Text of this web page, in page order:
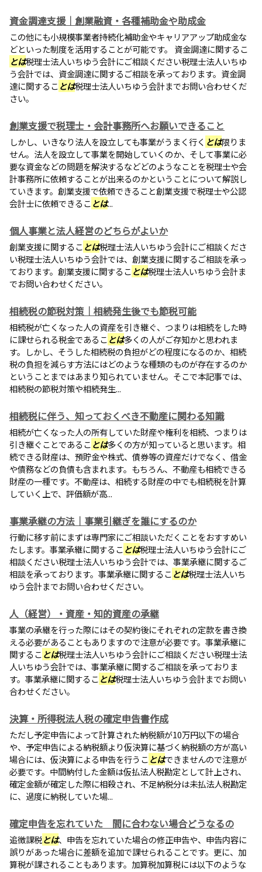
資金調達支援｜創業融資・各種補助金や助成金
この他にも小規模事業者持続化補助金やキャリアアップ助成金な
どといった制度を活用することが可能です。 資金調達に関するこ
とは税理士法人いちゆう会計にご相談ください税理士法人いちゆ
う会計では、資金調達に関するご相談を承っております。資金調
達に関することは税理士法人いちゆう会計までお問い合わせくだ
さい。
創業支援で税理士・会計事務所へお願いできること
しかし、いきなり法人を設立しても事業がうまく行く とは限りま
せん。法人を設立して事業を開始していくのか、そして事業に必
要な資金などの問題を解決するなどどのようなことを税理士や会
計事務所に依頼することが出来るのかということについて解説し
ていきます。創業支援で依頼できること創業支援で税理士や公認
会計士に依頼できることは...
個人事業と法人経営のどちらがよいか
創業支援に関することは税理士法人いちゆう会計にご相談くださ
い税理士法人いちゆう会計では、創業支援に関するご相談を承っ
ております。創業支援に関することは税理士法人いちゆう会計ま
でお問い合わせください。
相続税の節税対策｜相続発生後でも節税可能
相続税が亡くなった人の資産を引き継ぐ、つまりは相続をした時
に課せられる税金であることは多くの人がご存知かと思われま
す。しかし、そうした相続税の負担がどの程度になるのか、相続
税の負担を減らす方法にはどのような種類のものが存在するのか
ということまではあまり知られていません。そこで本記事では、
相続税の節税対策や相続発生...
相続税に伴う、知っておくべき不動産に関わる知識
相続が亡くなった人の所有していた財産や権利を相続、つまりは
引き継ぐことであることは多くの方が知っていると思います。相
続できる財産は、預貯金や株式、債券等の資産だけでなく、借金
や債務などの負債も含まれます。もちろん、不動産も相続できる
財産の一種です。不動産は、相続する財産の中でも相続税を計算
していく上で、評価額が高...
事業承継の方法｜事業引継ぎを誰にするのか
行動に移す前にまずは専門家にご相談いただくことをおすすめい
たします。事業承継に関することは税理士法人いちゆう会計にご
相談ください税理士法人いちゆう会計では、事業承継に関するご
相談を承っております。事業承継に関することは税理士法人いち
ゆう会計までお問い合わせください。
人（経営）・資産・知的資産の承継
事業の承継を行った際にはその契約後にそれぞれの定款を書き換
える必要があることもありますので注意が必要です。事業承継に
関することは税理士法人いちゆう会計にご相談ください税理士法
人いちゆう会計では、事業承継に関するご相談を承っておりま
す。事業承継に関することは税理士法人いちゆう会計までお問い
合わせください。
決算・所得税法人税の確定申告書作成
ただし予定申告によって計算された納税額が10万円以下の場合
や、予定申告による納税額より仮決算に基づく納税額の方が高い
場合には、仮決算による申告を行うことはできませんので注意が
必要です。中間納付した金額は仮払法人税勘定として計上され、
確定金額が確定した際に相殺され、不足納税分は未払法人税勘定
に、過度に納税していた場...
確定申告を忘れていた 間に合わない場合どうなるの
追徴課税とは、申告を忘れていた場合の修正申告や、申告内容に
誤りがあった場合に差額を追加で課せられることです。更に、加
算税が課されることもあります。加算税加算税には以下のような